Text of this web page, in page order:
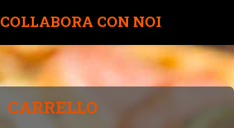
COLLABORA CON NOI
CARRELLO